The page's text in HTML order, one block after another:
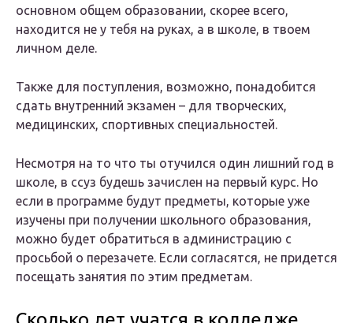
основном общем образовании, скорее всего,
находится не у тебя на руках, а в школе, в твоем
личном деле.
Также для поступления, возможно, понадобится
сдать внутренний экзамен – для творческих,
медицинских, спортивных специальностей.
Несмотря на то что ты отучился один лишний год в
школе, в ссуз будешь зачислен на первый курс. Но
если в программе будут предметы, которые уже
изучены при получении школьного образования,
можно будет обратиться в администрацию с
просьбой о перезачете. Если согласятся, не придется
посещать занятия по этим предметам.